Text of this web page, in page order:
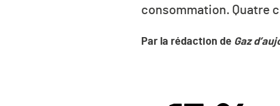
consommation. Quatre
Par la rédaction de Gaz